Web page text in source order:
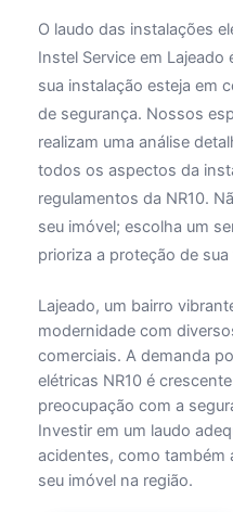
O laudo das instalações
Instel Service em Lajeado
sua instalação esteja em
de segurança. Nossos
realizam uma análise
todos os aspectos da
regulamentos da NR10.
seu imóvel; escolha um
prioriza a proteção de
Lajeado, um bairro
modernidade com
comerciais. A demanda
elétricas NR10 é
preocupação com a
Investir em um laudo
acidentes, como também
seu imóvel na região.